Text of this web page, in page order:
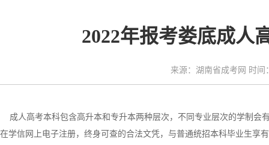
2022年报考娄底成人
来源：湖南省成考网 时间
成人高考本科包含高升本和专升本两种层次，不同专业层次的学制会
在学信网上电子注册，终身可查的合法文凭，与普通统招本科毕业生享